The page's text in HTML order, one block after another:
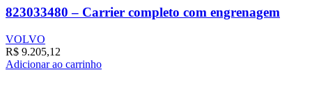
823033480 – Carrier completo com engrenagem
VOLVO
R$ 9.205,12
Adicionar ao carrinho